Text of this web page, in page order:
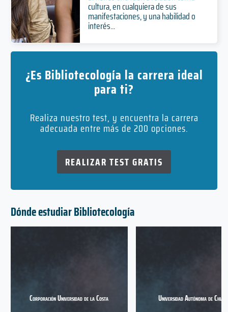
cultura, en cualquiera de sus
manifestaciones, y una habilidad o
interés...
¿Es Bibliotecología la carrera ideal
para ti?
Realiza nuestro test, y encuentra la carrera
adecuada entre más de 200 opciones.
REALIZAR TEST GRATIS
Dónde estudiar Bibliotecología
Corporación Universidad de la Costa Universidad Autónoma de